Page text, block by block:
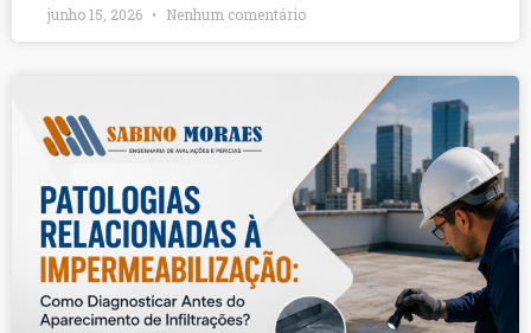
junho 15, 2026 Nenhum comentário